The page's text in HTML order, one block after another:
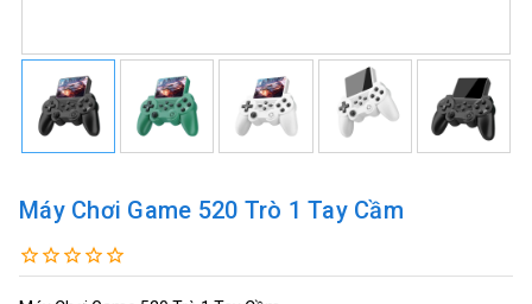
Máy Chơi Game 520 Trò 1 Tay Cầm